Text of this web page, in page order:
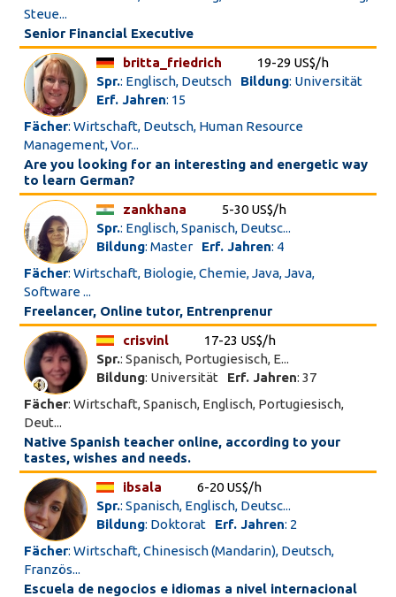
Steue...
Senior Financial Executive
britta_friedrich
19-29 US$/h
Spr.: Englisch, Deutsch Bildung: Universität
Erf. Jahren: 15
Fächer: Wirtschaft, Deutsch, Human Resource
Management, Vor...
Are you looking for an interesting and energetic way
to learn German?
zankhana
5-30 US$/h
Spr.: Englisch, Spanisch, Deutsc...
Bildung: Master Erf. Jahren: 4
Fächer: Wirtschaft, Biologie, Chemie, Java, Java,
Software ...
Freelancer, Online tutor, Entrenprenur
crisvinl
17-23 US$/h
Spr.: Spanisch, Portugiesisch, E...
Bildung: Universität Erf. Jahren: 37
Fächer: Wirtschaft, Spanisch, Englisch, Portugiesisch,
Deut...
Native Spanish teacher online, according to your
tastes, wishes and needs.
ibsala
6-20 US$/h
Spr.: Spanisch, Englisch, Deutsc...
Bildung: Doktorat Erf. Jahren: 2
Fächer: Wirtschaft, Chinesisch (Mandarin), Deutsch,
Französ...
Escuela de negocios e idiomas a nivel internacional